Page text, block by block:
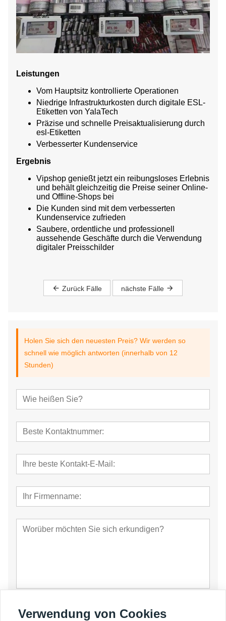
Leistungen
Vom Hauptsitz kontrollierte Operationen
Niedrige Infrastrukturkosten durch digitale ESL-
Etiketten von YalaTech
Präzise und schnelle Preisaktualisierung durch
esl-Etiketten
Verbesserter Kundenservice
Ergebnis
Vipshop genießt jetzt ein reibungsloses Erlebnis
und behält gleichzeitig die Preise seiner Online-
und Offline-Shops bei
Die Kunden sind mit dem verbesserten
Kundenservice zufrieden
Saubere, ordentliche und professionell
aussehende Geschäfte durch die Verwendung
digitaler Preisschilder
Zurück Fälle nächste Fälle
Holen Sie sich den neuesten Preis? Wir werden so
schnell wie möglich antworten (innerhalb von 12
Stunden)
einreichen
Verwendung von Cookies